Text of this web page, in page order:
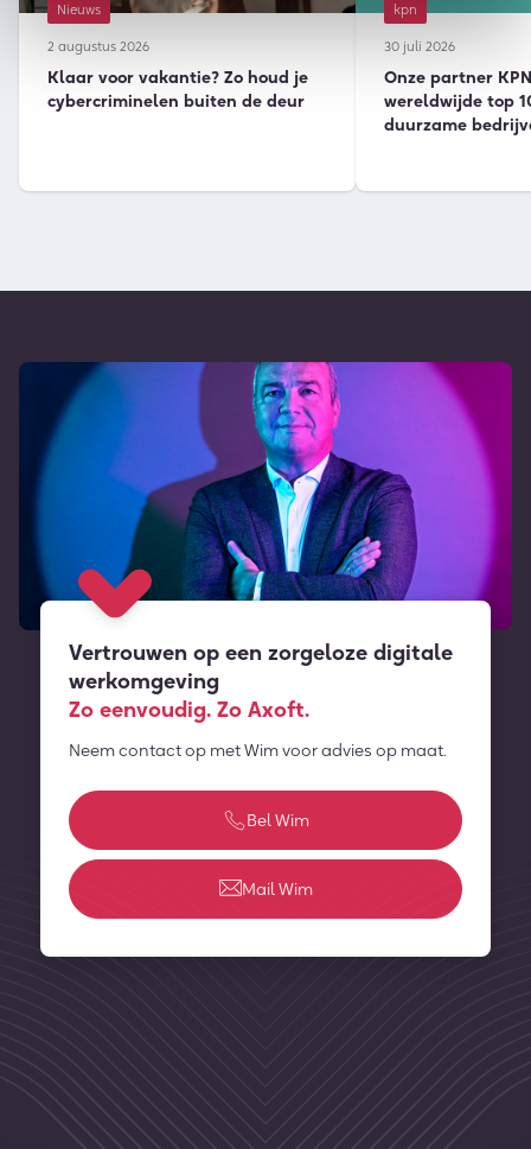
Nieuws
2 augustus 2026
Klaar voor vakantie? Zo houd je
cybercriminelen buiten de deur
kpn
30 juli 2026
Onze partner
wereldwijde top
duurzame
Vertrouwen op een zorgeloze digitale
werkomgeving
Zo eenvoudig. Zo Axoft.
Neem contact op met Wim voor advies op maat.
Bel Wim
Mail Wim